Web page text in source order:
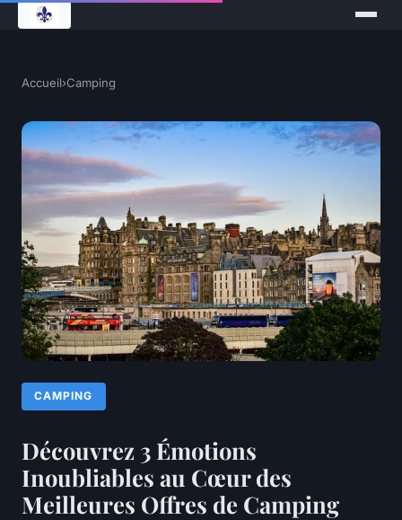
Accueil›Camping
CAMPING
Découvrez 3 Émotions
Inoubliables au Cœur des
Meilleures Offres de Camping